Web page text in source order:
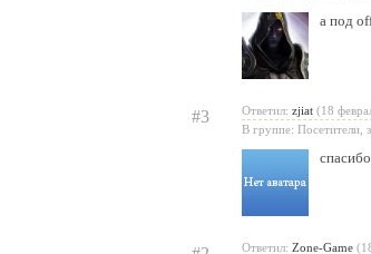
а под
#3 Ответил: zjiat (18
В группе: Посетители,
Ответил: Zone-Game